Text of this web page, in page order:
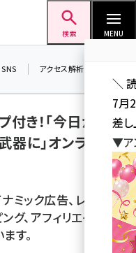
検索 MENU
SNS アクセス解析／データ分析
き！「今日から
器に」オンライン
ミック広告、レコメン
グ、アフィリエイトな
す。
＼
7月
差し
▼ア